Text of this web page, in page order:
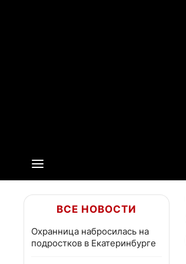
ВСЕ НОВОСТИ
Охранница набросилась на
подростков в Екатеринбурге